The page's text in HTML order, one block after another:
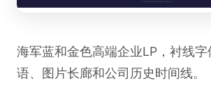
海军蓝和金色高端企业LP，衬线
语、图片长廊和公司历史时间线。